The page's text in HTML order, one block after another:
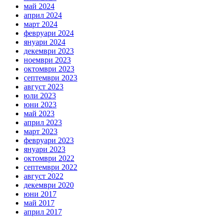
май 2024
април 2024
март 2024
февруари 2024
януари 2024
декември 2023
ноември 2023
октомври 2023
септември 2023
август 2023
юли 2023
юни 2023
май 2023
април 2023
март 2023
февруари 2023
януари 2023
октомври 2022
септември 2022
август 2022
декември 2020
юни 2017
май 2017
април 2017